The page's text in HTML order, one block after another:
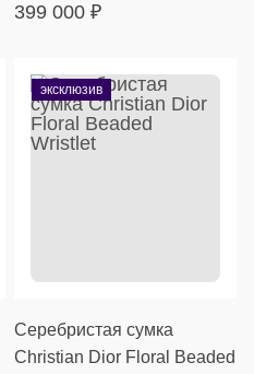
399 000 ₽
эксклюзив
Серебристая сумка
Christian Dior Floral Beaded